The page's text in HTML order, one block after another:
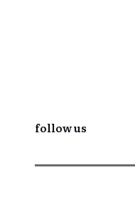
follow us